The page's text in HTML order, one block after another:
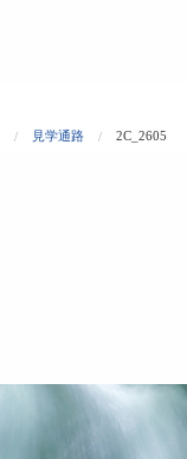
見学通路 2C_2605